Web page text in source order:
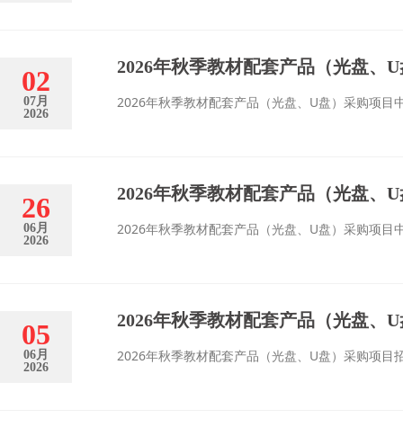
02
07月
2026
2026年秋季教材配套产品（光盘、
2026年秋季教材配套产品（光盘、U盘）采购项目
26
06月
2026
2026年秋季教材配套产品（光盘、
2026年秋季教材配套产品（光盘、U盘）采购项目
05
06月
2026
2026年秋季教材配套产品（光盘、
2026年秋季教材配套产品（光盘、U盘）采购项目